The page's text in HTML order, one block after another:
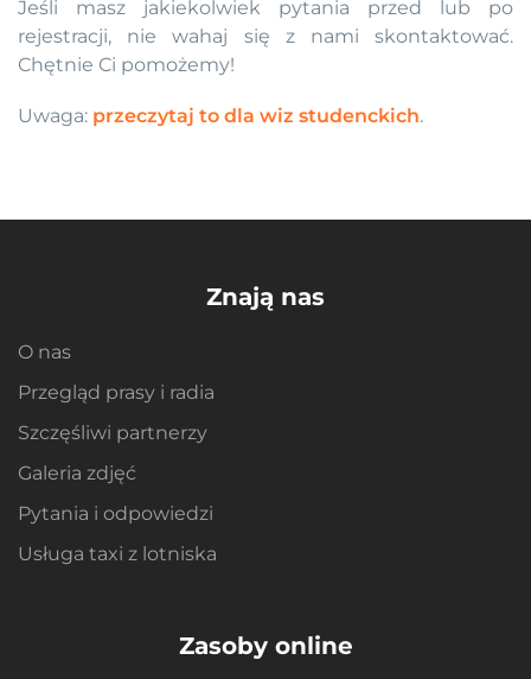
Jeśli masz jakiekolwiek pytania przed lub po
rejestracji, nie wahaj się z nami skontaktować.
Chętnie Ci pomożemy!
Uwaga: przeczytaj to dla wiz studenckich.
Znają nas
O nas
Przegląd prasy i radia
Szczęśliwi partnerzy
Galeria zdjęć
Pytania i odpowiedzi
Usługa taxi z lotniska
Zasoby online